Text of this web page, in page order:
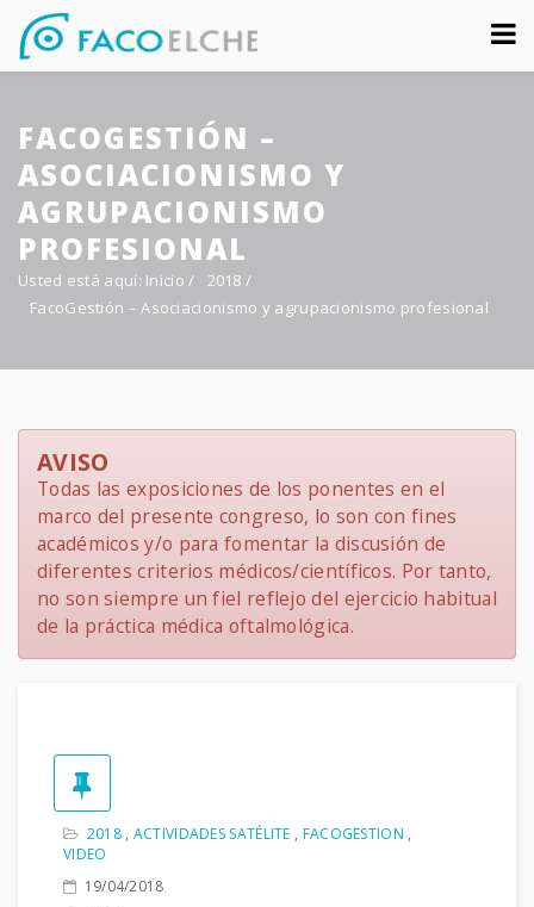
Sobre nosotros
Congreso
Multimedia
Foro FacoElche
Comunicación
FACOGESTIÓN –
ASOCIACIONISMO Y
AGRUPACIONISMO
PROFESIONAL
Usted está aquí: Inicio / 2018/
FacoGestión – Asociacionismo y agrupacionismo profesional
AVISO
Todas las exposiciones de los ponentes en el
marco del presente congreso, lo son con fines
académicos y/o para fomentar la discusión de
diferentes criterios médicos/científicos. Por tanto,
no son siempre un fiel reflejo del ejercicio habitual
de la práctica médica oftalmológica.
2018, ACTIVIDADES SATÉLITE , FACOGESTION ,
VIDEO
19/04/2018